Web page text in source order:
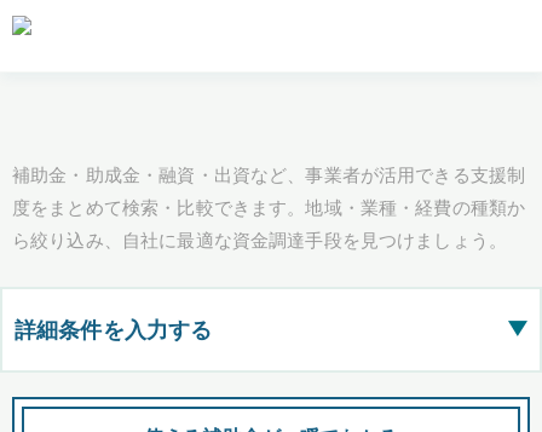
補助金・助成金・融資・出資など、事業者が活用できる支援制
度をまとめて検索・比較できます。地域・業種・経費の種類か
ら絞り込み、自社に最適な資金調達手段を見つけましょう。
詳細条件を入力する ▶
都道府県